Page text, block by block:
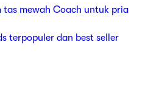
tas mewah Coach untuk pria
terpopuler dan best seller